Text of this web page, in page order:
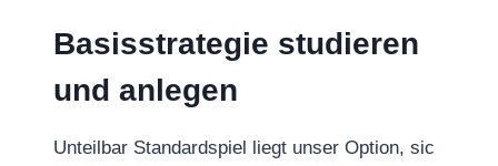
Basisstrategie studieren
und anlegen
Unteilbar Standardspiel liegt unser Option, sic